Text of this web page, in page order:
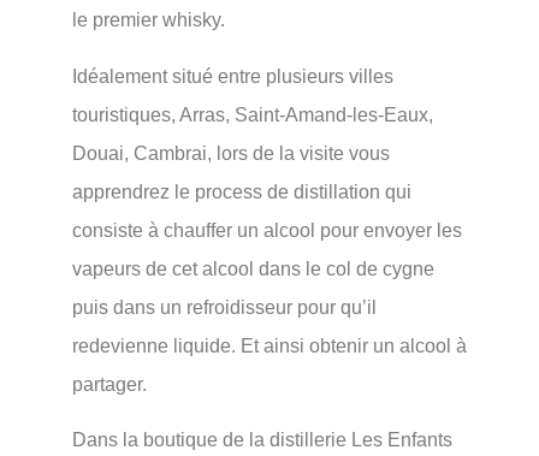
le premier whisky.
Idéalement situé entre plusieurs villes
touristiques, Arras, Saint-Amand-les-Eaux,
Douai, Cambrai, lors de la visite vous
apprendrez le process de distillation qui
consiste à chauffer un alcool pour envoyer les
vapeurs de cet alcool dans le col de cygne
puis dans un refroidisseur pour qu’il
redevienne liquide. Et ainsi obtenir un alcool à
partager.
Dans la boutique de la distillerie Les Enfants